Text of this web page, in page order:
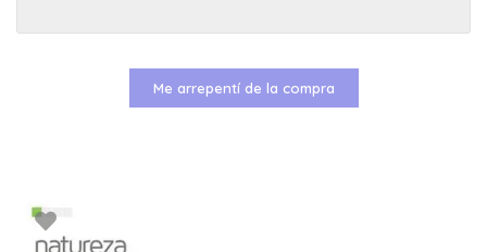
Me arrepentí de la compra